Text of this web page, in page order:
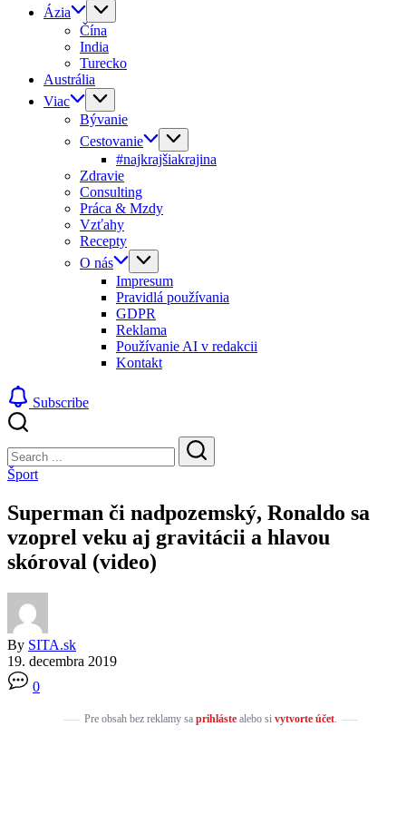
Ázia
Čína
India
Turecko
Austrália
Viac
Bývanie
Cestovanie
#najkrajšiakrajina
Zdravie
Consulting
Práca & Mzdy
Vzťahy
Recepty
O nás
Impresum
Pravidlá používania
GDPR
Reklama
Používanie AI v redakcii
Kontakt
Subscribe
Search
Search
Šport
Superman či nadpozemský, Ronaldo sa
vzoprel veku aj gravitácii a hlavou
skóroval (video)
By SITA.sk
19. decembra 2019
0
Pre obsah bez reklamy sa prihlástealebo si vytvorte účet.